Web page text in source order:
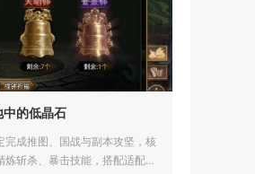
中的低晶石
完成推图、国战与副本攻坚，核
斩杀、暴击技能，搭配适配套